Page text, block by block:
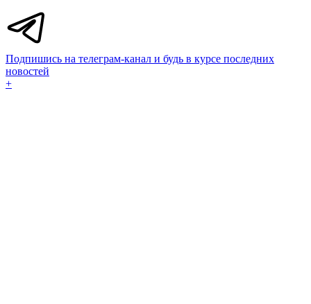
Подпишись на телеграм-канал и будь в курсе последних
новостей
+